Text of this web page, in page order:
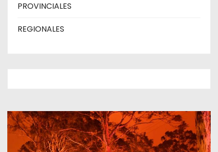
PROVINCIALES
REGIONALES